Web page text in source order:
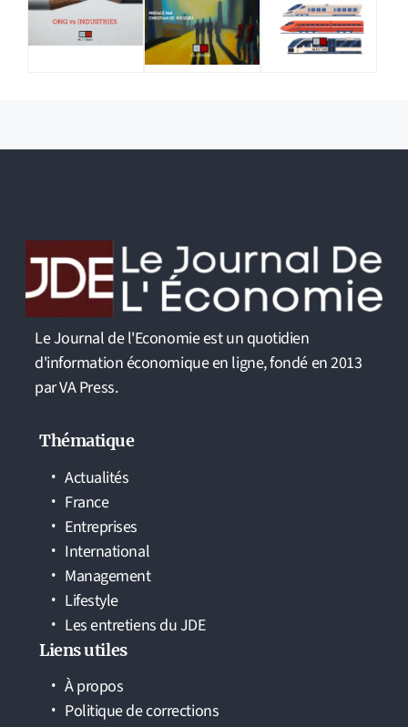
Le Journal de l'Economie est un quotidien
d'information économique en ligne, fondé en 2013
par VA Press.
Thématique
Actualités
France
Entreprises
International
Management
Lifestyle
Les entretiens du JDE
Liens utiles
À propos
Politique de corrections